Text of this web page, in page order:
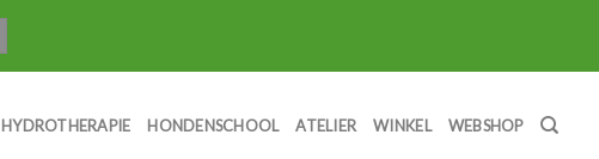
HYDROTHERAPIE HONDENSCHOOL ATELIER WINKEL WEBSHOP